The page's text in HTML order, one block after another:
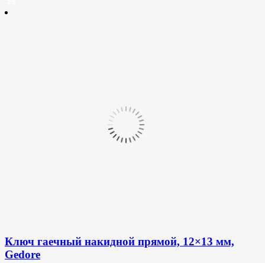
Ключ гаечный накидной прямой, 12×13 мм,
Gedore